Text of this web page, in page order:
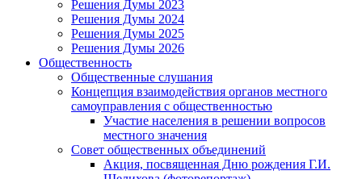
Решения Думы 2023
Решения Думы 2024
Решения Думы 2025
Решения Думы 2026
Общественность
Общественные слушания
Концепция взаимодействия органов местного
самоуправления с общественностью
Участие населения в решении вопросов
местного значения
Совет общественных объединений
Акция, посвященная Дню рождения Г.И.